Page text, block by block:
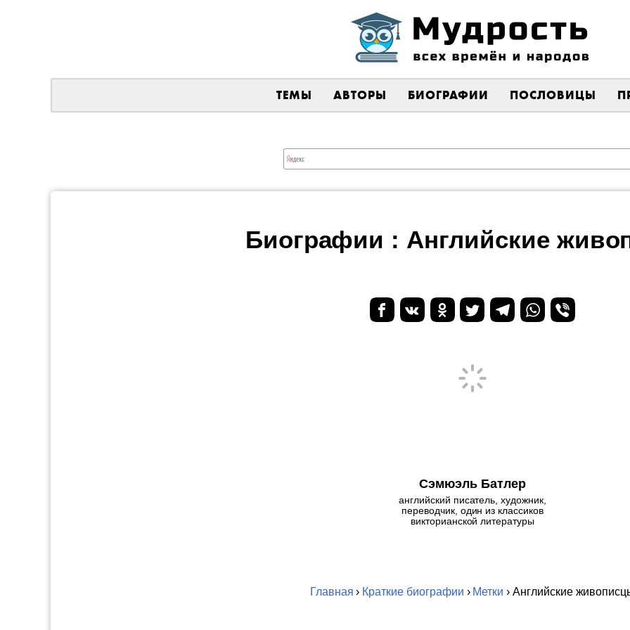
ТЕМЫ АВТОРЫ БИОГРАФИИ ПОСЛОВИЦЫ
Биографии : Английские
Сэмюэль Батлер
английский писатель, художник,
переводчик, один из классиков
викторианской литературы
Главная › Краткие биографии › Метки › Английские